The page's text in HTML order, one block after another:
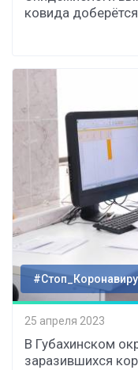
ковида
25 апреля 2023
В Губахинском
заразившихся